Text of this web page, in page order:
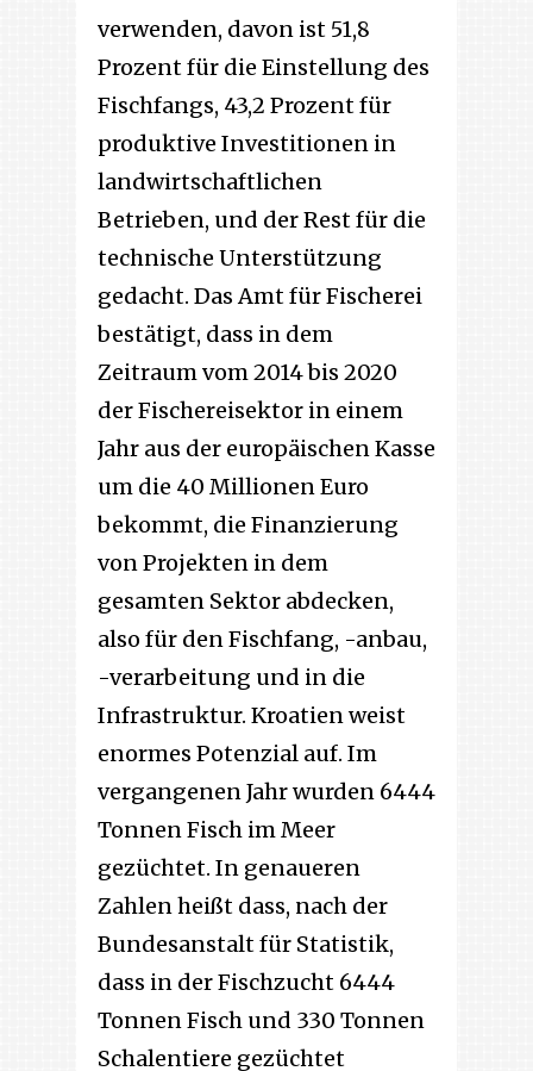
verwenden, davon ist 51,8
Prozent für die Einstellung des
Fischfangs, 43,2 Prozent für
produktive Investitionen in
landwirtschaftlichen
Betrieben, und der Rest für die
technische Unterstützung
gedacht. Das Amt für Fischerei
bestätigt, dass in dem
Zeitraum vom 2014 bis 2020
der Fischereisektor in einem
Jahr aus der europäischen Kasse
um die 40 Millionen Euro
bekommt, die Finanzierung
von Projekten in dem
gesamten Sektor abdecken,
also für den Fischfang, -anbau,
-verarbeitung und in die
Infrastruktur. Kroatien weist
enormes Potenzial auf. Im
vergangenen Jahr wurden 6444
Tonnen Fisch im Meer
gezüchtet. In genaueren
Zahlen heißt dass, nach der
Bundesanstalt für Statistik,
dass in der Fischzucht 6444
Tonnen Fisch und 330 Tonnen
Schalentiere gezüchtet